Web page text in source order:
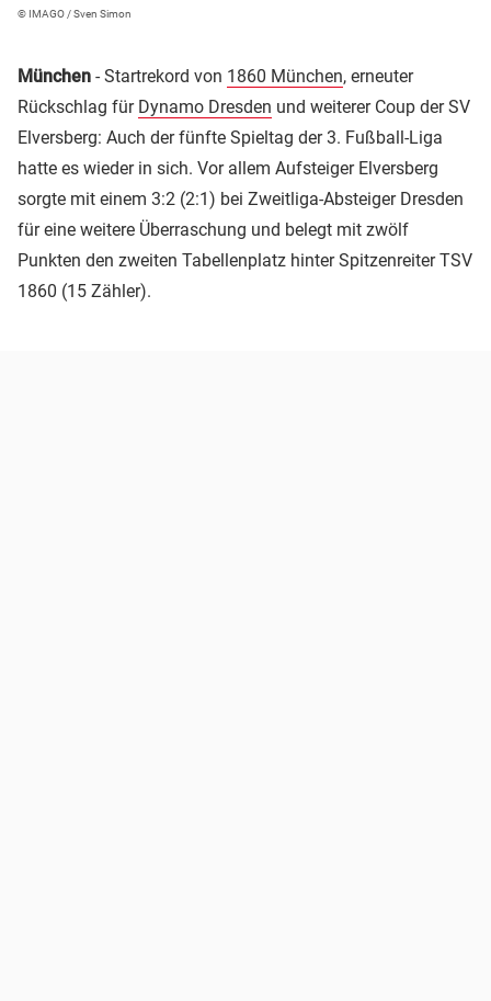
© IMAGO / Sven Simon
München - Startrekord von 1860 München, erneuter
Rückschlag für Dynamo Dresden und weiterer Coup der SV
Elversberg: Auch der fünfte Spieltag der 3. Fußball-Liga
hatte es wieder in sich. Vor allem Aufsteiger Elversberg
sorgte mit einem 3:2 (2:1) bei Zweitliga-Absteiger Dresden
für eine weitere Überraschung und belegt mit zwölf
Punkten den zweiten Tabellenplatz hinter Spitzenreiter TSV
1860 (15 Zähler).